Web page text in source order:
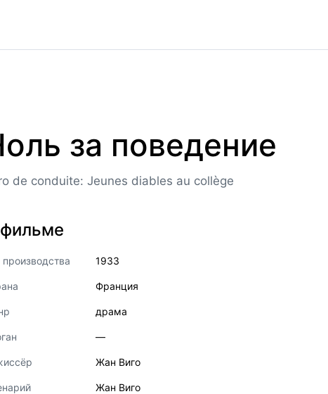
за поведение
de conduite: Jeunes diables au collège
производства 1933
Франция
драма
—
Жан Виго
Жан Виго